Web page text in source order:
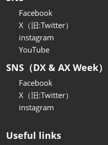
Facebook
X（旧:Twitter）
instagram
YouTube
SNS（DX & AX Week）
Facebook
X（旧:Twitter）
instagram
Useful links